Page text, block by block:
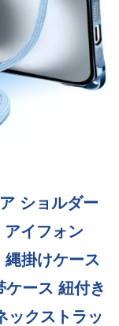
ショルダー
イフォン
掛けケース
ース 紐付き
ックストラッ